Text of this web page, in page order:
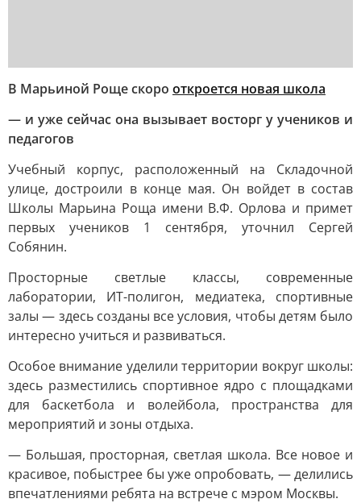
В Марьиной Роще скоро откроется новая школа
— и уже сейчас она вызывает восторг у учеников и
педагогов
Учебный корпус, расположенный на Складочной
улице, достроили в конце мая. Он войдет в состав
Школы Марьина Роща имени В.Ф. Орлова и примет
первых учеников 1 сентября, уточнил Сергей
Собянин.
Просторные светлые классы, современные
лаборатории, ИТ-полигон, медиатека, спортивные
залы — здесь созданы все условия, чтобы детям было
интересно учиться и развиваться.
Особое внимание уделили территории вокруг школы:
здесь разместились спортивное ядро с площадками
для баскетбола и волейбола, пространства для
мероприятий и зоны отдыха.
— Большая, просторная, светлая школа. Все новое и
красивое, побыстрее бы уже опробовать, — делились
впечатлениями ребята на встрече с мэром Москвы.